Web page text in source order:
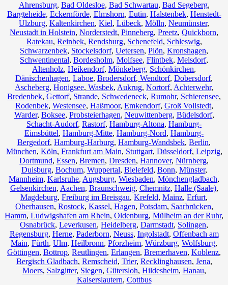
Ahrensburg, Bad Oldesloe, Bad Schwartau, Bad Segeberg,
Bargteheide, Eckernförde, Elmshorn, Eutin, Halstenbek, Henstedt-
Ulzburg, Kaltenkirchen, Kiel, Lübeck, Mölln, Neumünster,
Neustadt in Holstein, Norderstedt, Pinneberg, Preetz, Quickborn,
Ratekau, Reinbek, Rendsburg, Schenefeld, Schleswig,
Schwarzenbek, Stockelsdorf, Uetersen, Plön, Kronshagen,
Schwentinental, Bordesholm, Molfsee, Flintbek, Melsdorf,
Altenholz, Heikendorf, Mönkeberg, Schönkirchen,
Dänischenhagen, Laboe, Brodersdorf, Wendtorf, Dobersdorf,
Ascheberg, Honigsee, Wasbek, Aukrug, Nortorf, Achterwehr,
Bredenbek, Gettorf, Strande, Schwedeneck, Rumohr, Schierensee,
Rodenbek, Westensee, Haßmoor, Emkendorf, Groß Vollstedt,
Warder, Boksee, Probsteierhagen, Neuwittenberg, Büdelsdorf,
Schacht-Audorf, Rastorf, Hamburg-Altona, Hamburg-
Eimsbüttel, Hamburg-Mitte, Hamburg-Nord, Hamburg-
Bergedorf, Hamburg-Harburg, Hamburg-Wandsbek, Berlin,
München, Köln, Frankfurt am Main, Stuttgart, Düsseldorf, Leipzig,
Dortmund, Essen, Bremen, Dresden, Hannover, Nürnberg,
Duisburg, Bochum, Wuppertal, Bielefeld, Bonn, Münster,
Mannheim, Karlsruhe, Augsburg, Wiesbaden, Mönchengladbach,
Gelsenkirchen, Aachen, Braunschweig, Chemnitz⁠, Halle (Saale),
Magdeburg, Freiburg im Breisgau, Krefeld, Mainz, Erfurt,
Oberhausen, Rostock, Kassel, Hagen, Potsdam, Saarbrücken,
Hamm, Ludwigshafen am Rhein, Oldenburg, Mülheim an der Ruhr,
Osnabrück, Leverkusen, Heidelberg, Darmstadt, Solingen,
Regensburg, Herne, Paderborn, Neuss, Ingolstadt, Offenbach am
Main, Fürth, Ulm, Heilbronn, Pforzheim, Würzburg, Wolfsburg,
Göttingen, Bottrop, Reutlingen, Erlangen, Bremerhaven, Koblenz,
Bergisch Gladbach, Remscheid, Trier, Recklinghausen, Jena,
Moers, Salzgitter, Siegen, Gütersloh, Hildesheim, Hanau,
Kaiserslautern, Cottbus